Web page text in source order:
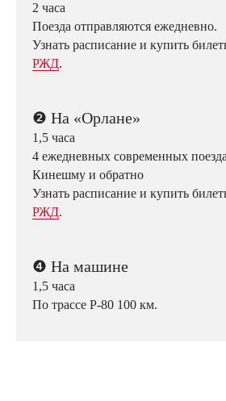
2 часа
Поезда отправляются ежедневно.
Узнать расписание и купить
РЖД.
❷ На «Орлане»
1,5 часа
4 ежедневных современных
Кинешму и обратно
Узнать расписание и купить
РЖД.
❹ На машине
1,5 часа
По трассе P-80 100 км.